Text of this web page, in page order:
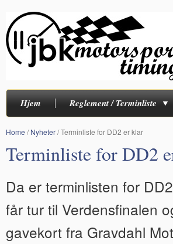
Hjem Reglement / Terminliste
Home / Nyheter/Terminliste for DD2 er klar
Terminliste for DD2
Da er terminlisten for
får tur til Verdensfinalen
gavekort fra Gravdahl